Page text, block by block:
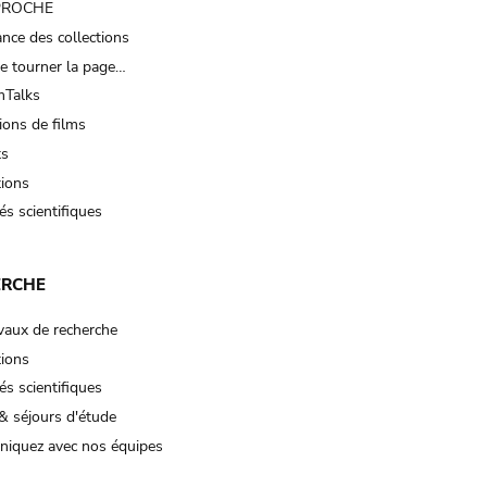
des collections
tourner la page…
de films
scientifiques
de recherche
scientifiques
séjours d'étude
avec nos équipes